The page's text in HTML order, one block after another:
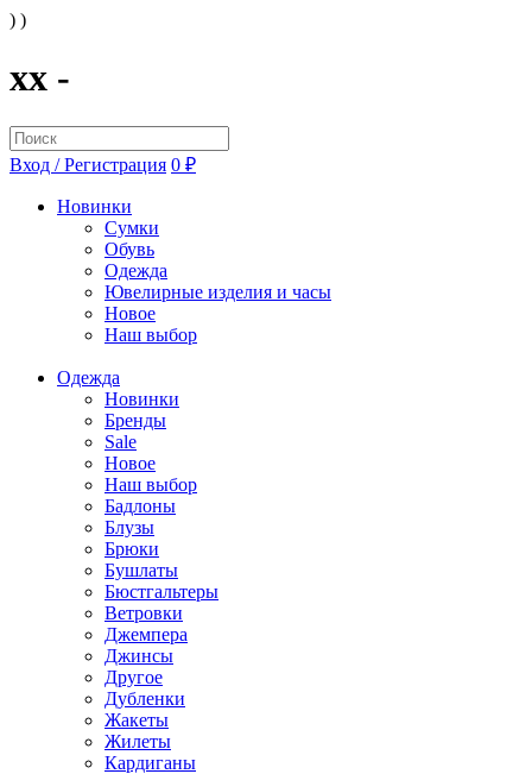
) )
xx -
Вход / Регистрация 0 ₽
Новинки
Сумки
Обувь
Одежда
Ювелирные изделия и часы
Новое
Наш выбор
Одежда
Новинки
Бренды
Sale
Новое
Наш выбор
Бадлоны
Блузы
Брюки
Бушлаты
Бюстгальтеры
Ветровки
Джемпера
Джинсы
Другое
Дубленки
Жакеты
Жилеты
Кардиганы